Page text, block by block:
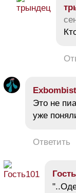
Exbombist
Это не
уже
Ответить